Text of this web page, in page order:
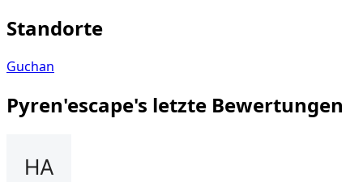
Standorte
Guchan
Pyren'escape's letzte Bewertungen